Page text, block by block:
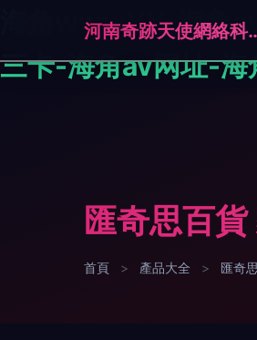
海角wwwYY-海角
三卡-海角av网址-
河南奇跡天
匯奇思百
首頁 > 產品大全 > 匯奇